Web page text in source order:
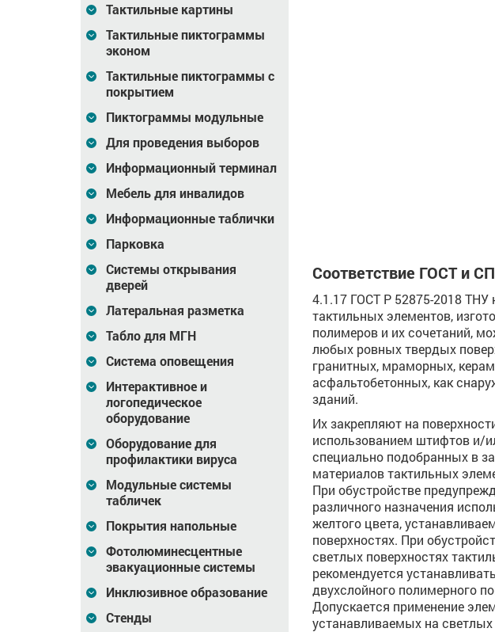
Тактильные картины
Тактильные пиктограммы
эконом
Тактильные пиктограммы с
покрытием
Пиктограммы модульные
Для проведения выборов
Информационный терминал
Мебель для инвалидов
Информационные таблички
Парковка
Системы открывания
дверей
Латеральная разметка
Табло для МГН
Система оповещения
Интерактивное и
логопедическое
оборудование
Оборудование для
профилактики вируса
Модульные системы
табличек
Покрытия напольные
Фотолюминесцентные
эвакуационные системы
Инклюзивное образование
Стенды
Трафарет для конусов
D35 330x1000x3 мм
В корзину
330x330x3мм
Соответствие ГОСТ и
4.1.17 ГОСТ Р 52875-2018 ТНУ
тактильных элементов,
полимеров и их сочетаний,
любых ровных твердых
гранитных, мраморных,
асфальтобетонных, как
зданий.
Их закрепляют на
использованием штифтов и/
специально подобранных в
материалов тактильных
При обустройстве
различного назначения
желтого цвета,
поверхностях. При
светлых поверхностях
рекомендуется
двухслойного полимерного
Допускается применение
устанавливаемых на светлых